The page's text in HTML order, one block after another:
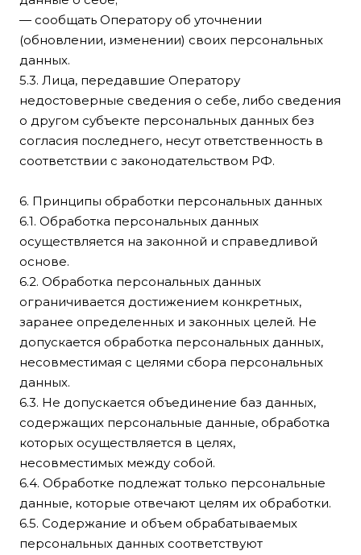
— сообщать Оператору об уточнении
(обновлении, изменении) своих персональных
данных.
5.3. Лица, передавшие Оператору
недостоверные сведения о себе, либо сведения
о другом субъекте персональных данных без
согласия последнего, несут ответственность в
соответствии с законодательством РФ.
6. Принципы обработки персональных данных
6.1. Обработка персональных данных
осуществляется на законной и справедливой
основе.
6.2. Обработка персональных данных
ограничивается достижением конкретных,
заранее определенных и законных целей. Не
допускается обработка персональных данных,
несовместимая с целями сбора персональных
данных.
6.3. Не допускается объединение баз данных,
содержащих персональные данные, обработка
которых осуществляется в целях,
несовместимых между собой.
6.4. Обработке подлежат только персональные
данные, которые отвечают целям их обработки.
6.5. Содержание и объем обрабатываемых
персональных данных соответствуют